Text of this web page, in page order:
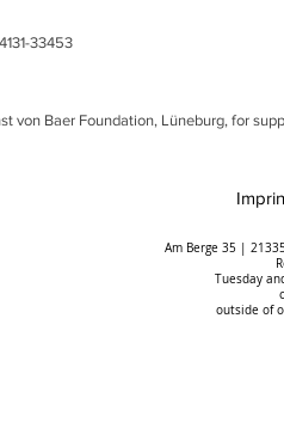
33453
von Baer Foundation, Lüneburg, for
Am Berge 35 |
Tuesday
outside of